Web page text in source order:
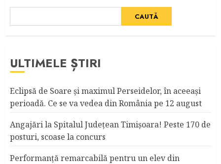
CAUTĂ
ULTIMELE ȘTIRI
Eclipsă de Soare și maximul Perseidelor, în aceeași
perioadă. Ce se va vedea din România pe 12 august
Angajări la Spitalul Judeţean Timişoara! Peste 170 de
posturi, scoase la concurs
Performanță remarcabilă pentru un elev din